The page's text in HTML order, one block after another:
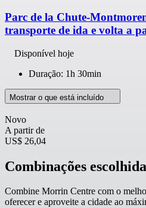
Parc de la Chute-
transporte de ida e volta a
Disponível hoje
Duração: 1h 30min
Mostrar o que está incluído
Novo
A partir de
US$ 26,04
Combinações
Combine Morrin Centre com o
oferecer e aproveite a cidade ao